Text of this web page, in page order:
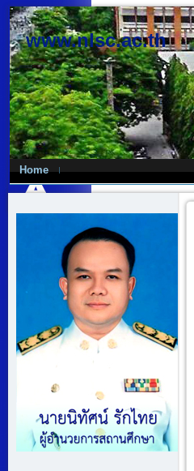
www.nlsc.ac.th
Home